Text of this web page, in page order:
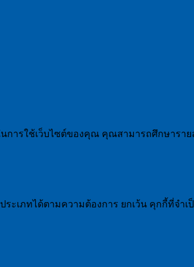
ารใช้เว็บไซต์ของคุณ คุณสามารถศึกษาราย
ะเภทได้ตามความต้องการ ยกเว้น คุกกี้ที่จำเ